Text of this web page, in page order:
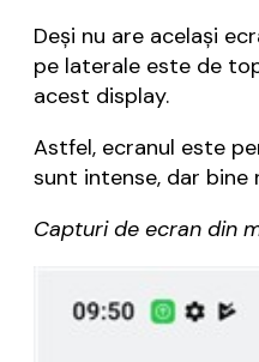
Deși nu are același
pe laterale este de
acest display.
Astfel, ecranul este
sunt intense, dar
Capturi de ecran din